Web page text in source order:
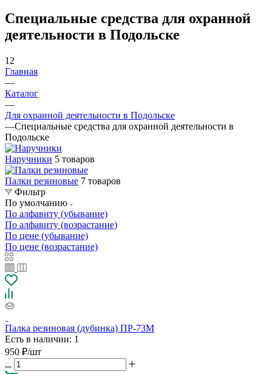
Специальные средства для охранной
деятельности в Подольске
12
Главная
—
Каталог
—
Для охранной деятельности в Подольске
—Специальные средства для охранной деятельности в
Подольске
Наручники 5 товаров
Палки резиновые 7 товаров
Фильтр
По умолчанию
По алфавиту (убывание)
По алфавиту (возрастание)
По цене (убывание)
По цене (возрастание)
Палка резиновая (дубинка) ПР-73М
Есть в наличии: 1
950 ₽/шт